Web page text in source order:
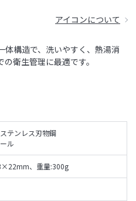
アイコンについて
体構造で、洗いやすく、熱湯消
衛生管理に最適です。
テンレス刃物鋼
ル
、重量:300g